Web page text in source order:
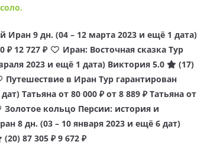
Иран 9 дн. (04 – 12 марта 2023 и ещё 1 дата)
₽ 12 727 ₽
Иран: Восточная сказка Тур
2023 и ещё 1 дата) Виктория 5.0
(17)
Путешествие в Иран Тур гарантирован
Татьяна от 80 000 ₽от 8 889 ₽Татьяна от
Золотое кольцо Персии: история и
8 дн. (03 – 10 января 2023 и ещё 6 дат)
(20) 87 305 ₽9 672 ₽